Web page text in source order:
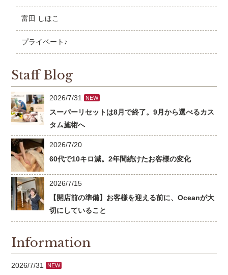
富田 しほこ
プライベート♪
Staff Blog
2026/7/31 NEW
スーパーリセットは8月で終了。9月から選べるカス
タム施術へ
2026/7/20
60代で10キロ減。2年間続けたお客様の変化
2026/7/15
【開店前の準備】お客様を迎える前に、Oceanが大
切にしていること
Information
2026/7/31 NEW